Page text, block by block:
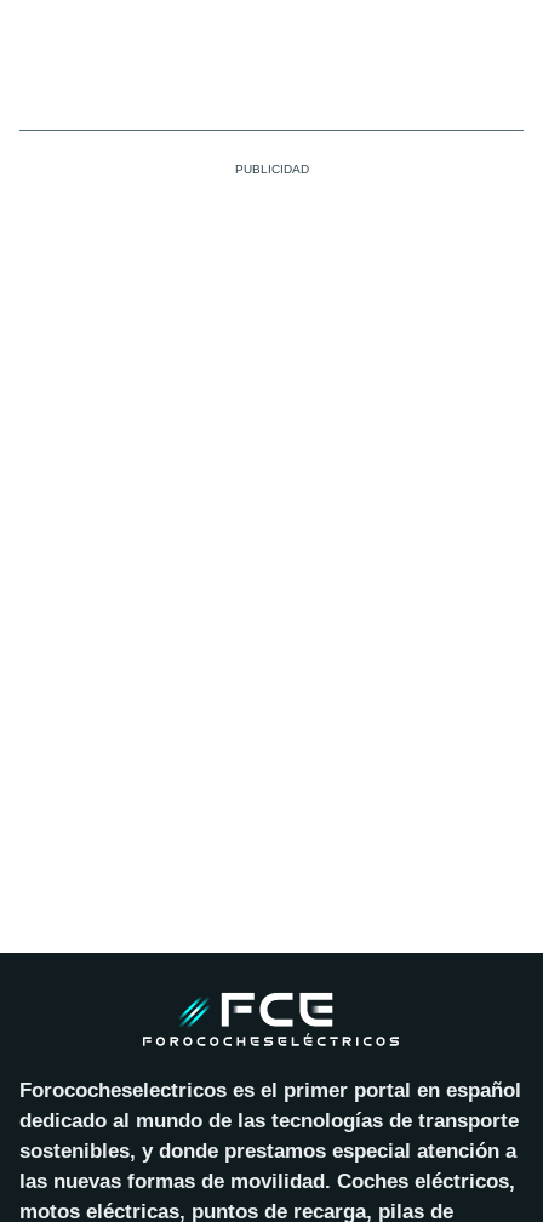
Forococheselectricos es el primer portal en español
dedicado al mundo de las tecnologías de transporte
sostenibles, y donde prestamos especial atención a
las nuevas formas de movilidad. Coches eléctricos,
motos eléctricas, puntos de recarga, pilas de